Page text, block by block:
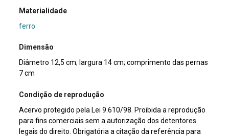
Materialidade
ferro
Dimensão
Diâmetro 12,5 cm; largura 14 cm; comprimento das pernas
7 cm
Condição de reprodução
Acervo protegido pela Lei 9.610/98. Proibida a reprodução
para fins comerciais sem a autorização dos detentores
legais do direito. Obrigatória a citação da referência para